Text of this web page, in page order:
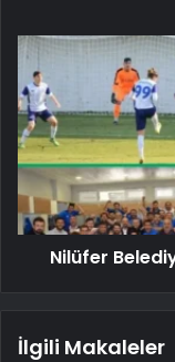
Nilüfer
İlgili Makaleler